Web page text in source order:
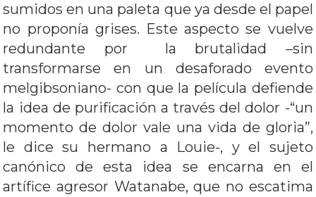
sumidos en una paleta que ya desde el papel
no proponía grises. Este aspecto se vuelve
redundante por la brutalidad –sin
transformarse en un desaforado evento
melgibsoniano- con que la película defiende
la idea de purificación a través del dolor -“un
momento de dolor vale una vida de gloria”,
le dice su hermano a Louie-, y el sujeto
canónico de esta idea se encarna en el
artífice agresor Watanabe, que no escatima